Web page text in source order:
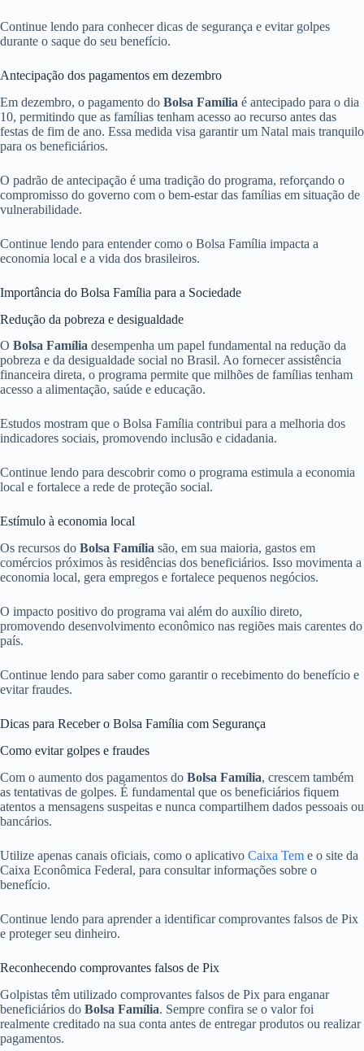
Continue lendo para conhecer dicas de segurança e evitar golpes
durante o saque do seu benefício.
Antecipação dos pagamentos em dezembro
Em dezembro, o pagamento do Bolsa Família é antecipado para o dia
10, permitindo que as famílias tenham acesso ao recurso antes das
festas de fim de ano. Essa medida visa garantir um Natal mais tranquilo
para os beneficiários.
O padrão de antecipação é uma tradição do programa, reforçando o
compromisso do governo com o bem-estar das famílias em situação de
vulnerabilidade.
Continue lendo para entender como o Bolsa Família impacta a
economia local e a vida dos brasileiros.
Importância do Bolsa Família para a Sociedade
Redução da pobreza e desigualdade
O Bolsa Família desempenha um papel fundamental na redução da
pobreza e da desigualdade social no Brasil. Ao fornecer assistência
financeira direta, o programa permite que milhões de famílias tenham
acesso a alimentação, saúde e educação.
Estudos mostram que o Bolsa Família contribui para a melhoria dos
indicadores sociais, promovendo inclusão e cidadania.
Continue lendo para descobrir como o programa estimula a economia
local e fortalece a rede de proteção social.
Estímulo à economia local
Os recursos do Bolsa Família são, em sua maioria, gastos em
comércios próximos às residências dos beneficiários. Isso movimenta a
economia local, gera empregos e fortalece pequenos negócios.
O impacto positivo do programa vai além do auxílio direto,
promovendo desenvolvimento econômico nas regiões mais carentes do
país.
Continue lendo para saber como garantir o recebimento do benefício e
evitar fraudes.
Dicas para Receber o Bolsa Família com Segurança
Como evitar golpes e fraudes
Com o aumento dos pagamentos do Bolsa Família, crescem também
as tentativas de golpes. É fundamental que os beneficiários fiquem
atentos a mensagens suspeitas e nunca compartilhem dados pessoais ou
bancários.
Utilize apenas canais oficiais, como o aplicativo Caixa Tem e o site da
Caixa Econômica Federal, para consultar informações sobre o
benefício.
Continue lendo para aprender a identificar comprovantes falsos de Pix
e proteger seu dinheiro.
Reconhecendo comprovantes falsos de Pix
Golpistas têm utilizado comprovantes falsos de Pix para enganar
beneficiários do Bolsa Família. Sempre confira se o valor foi
realmente creditado na sua conta antes de entregar produtos ou realizar
pagamentos.